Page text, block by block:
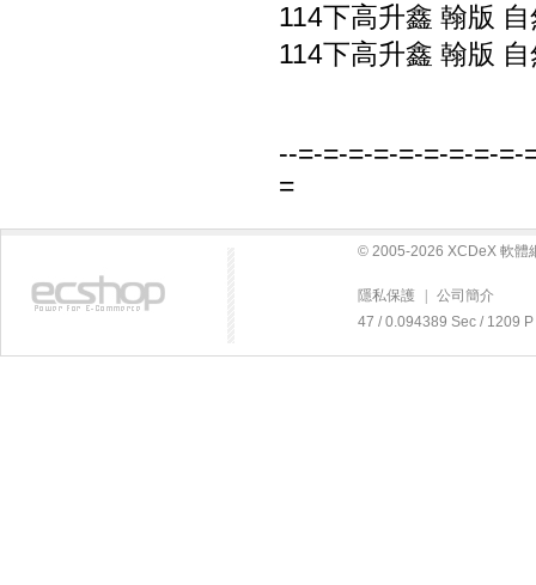
114下高升鑫 翰版
114下高升鑫 翰版
--=-=-=-=-=-=-=-=-=-
=
© 2005-2026 XCDeX 軟體
隱私保護
公司簡介
47 / 0.094389 Sec / 1209